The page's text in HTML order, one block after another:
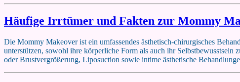
Häufige Irrtümer und Fakten zur Mommy
Die Mommy Makeover ist ein umfassendes ästhetisch-chirurgisches
unterstützen, sowohl ihre körperliche Form als auch ihr
oder Brustvergrößerung, Liposuction sowie intime ästhetische